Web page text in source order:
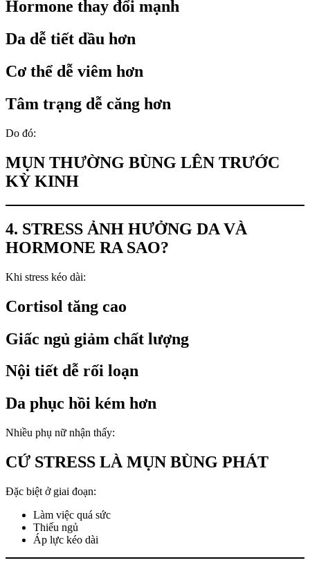
Hormone thay đổi mạnh
Da dễ tiết dầu hơn
Cơ thể dễ viêm hơn
Tâm trạng dễ căng hơn
Do đó:
MỤN THƯỜNG BÙNG LÊN TRƯỚC
KỲ KINH
4. STRESS ẢNH HƯỞNG DA VÀ
HORMONE RA SAO?
Khi stress kéo dài:
Cortisol tăng cao
Giấc ngủ giảm chất lượng
Nội tiết dễ rối loạn
Da phục hồi kém hơn
Nhiều phụ nữ nhận thấy:
CỨ STRESS LÀ MỤN BÙNG PHÁT
Đặc biệt ở giai đoạn:
Làm việc quá sức
Thiếu ngủ
Áp lực kéo dài